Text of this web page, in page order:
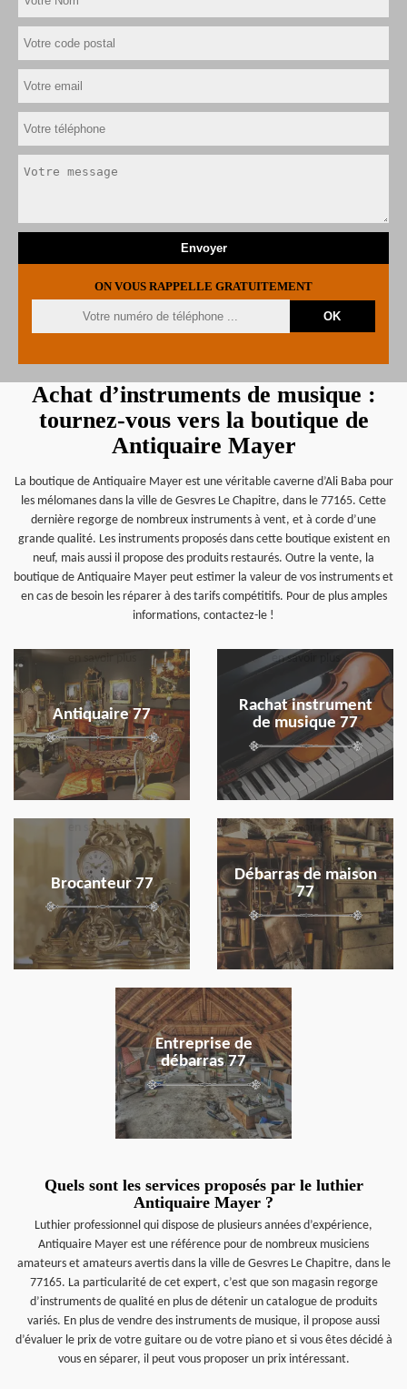
ON VOUS RAPPELLE GRATUITEMENT
Achat d’instruments de musique :
tournez-vous vers la boutique de
Antiquaire Mayer
La boutique de Antiquaire Mayer est une véritable caverne d’Ali Baba pour
les mélomanes dans la ville de Gesvres Le Chapitre, dans le 77165. Cette
dernière regorge de nombreux instruments à vent, et à corde d’une
grande qualité. Les instruments proposés dans cette boutique existent en
neuf, mais aussi il propose des produits restaurés. Outre la vente, la
boutique de Antiquaire Mayer peut estimer la valeur de vos instruments et
en cas de besoin les réparer à des tarifs compétitifs. Pour de plus amples
informations, contactez-le !
Antiquaire 77
en savoir plus
Rachat instrument
de musique 77
en savoir plus
Brocanteur 77
en savoir plus
Débarras de maison
77
en savoir plus
Entreprise de
débarras 77
en savoir plus
Quels sont les services proposés par le luthier
Antiquaire Mayer ?
Luthier professionnel qui dispose de plusieurs années d’expérience,
Antiquaire Mayer est une référence pour de nombreux musiciens
amateurs et amateurs avertis dans la ville de Gesvres Le Chapitre, dans le
77165. La particularité de cet expert, c’est que son magasin regorge
d’instruments de qualité en plus de détenir un catalogue de produits
variés. En plus de vendre des instruments de musique, il propose aussi
d’évaluer le prix de votre guitare ou de votre piano et si vous êtes décidé à
vous en séparer, il peut vous proposer un prix intéressant.